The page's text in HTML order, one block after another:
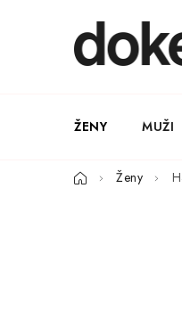
ŽENY MUŽI
DomovŽeny